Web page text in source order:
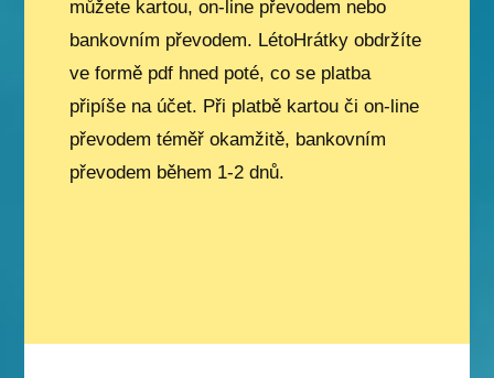
můžete kartou, on-line převodem nebo
bankovním převodem. LétoHrátky obdržíte
ve formě pdf hned poté, co se platba
připíše na účet. Při platbě kartou či on-line
převodem téměř okamžitě, bankovním
převodem během 1-2 dnů.